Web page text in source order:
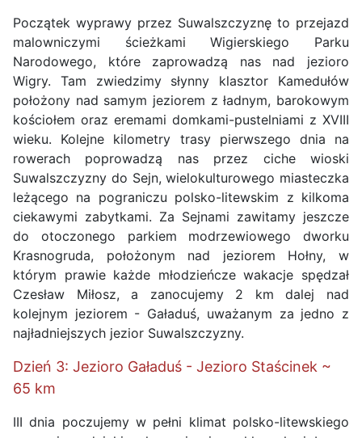
Początek wyprawy przez Suwalszczyznę to przejazd
malowniczymi ścieżkami Wigierskiego Parku
Narodowego, które zaprowadzą nas nad jezioro
Wigry. Tam zwiedzimy słynny klasztor Kamedułów
położony nad samym jeziorem z ładnym, barokowym
kościołem oraz eremami domkami-pustelniami z XVIII
wieku. Kolejne kilometry trasy pierwszego dnia na
rowerach poprowadzą nas przez ciche wioski
Suwalszczyzny do Sejn, wielokulturowego miasteczka
leżącego na pograniczu polsko-litewskim z kilkoma
ciekawymi zabytkami. Za Sejnami zawitamy jeszcze
do otoczonego parkiem modrzewiowego dworku
Krasnogruda, położonym nad jeziorem Hołny, w
którym prawie każde młodzieńcze wakacje spędzał
Czesław Miłosz, a zanocujemy 2 km dalej nad
kolejnym jeziorem - Gaładuś, uważanym za jedno z
najładniejszych jezior Suwalszczyzny.
Dzień 3: Jezioro Gaładuś - Jezioro Staścinek ~
65 km
III dnia poczujemy w pełni klimat polsko-litewskiego